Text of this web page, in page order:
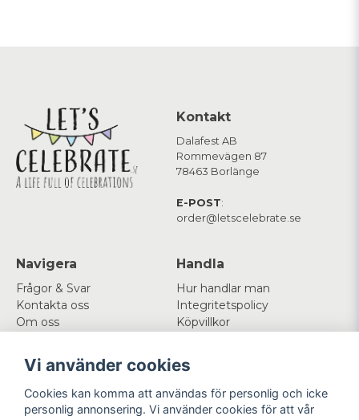
Kontakt
Dalafest AB
Rommevägen 87
78463 Borlänge
E-POST:
order@letscelebrate.se
Navigera
Frågor & Svar
Kontakta oss
Om oss
Handla
Hur handlar man
Integritetspolicy
Köpvillkor
Mitt konto
Logga in
Registrera dig
Följ oss
Facebook
Instagram
Vi använder cookies
Cookies kan komma att användas för personlig och icke
personlig annonsering. Vi använder cookies för att vår